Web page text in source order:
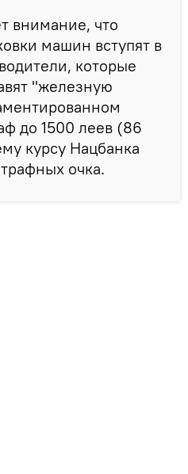
внимание, что
машин вступят в
которые
"железную
до 1500 леев (86
курсу Нацбанка
очка.